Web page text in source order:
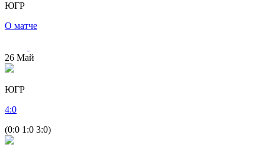
ЮГР
О матче
26 Май
ЮГР
4:0
(0:0 1:0 3:0)